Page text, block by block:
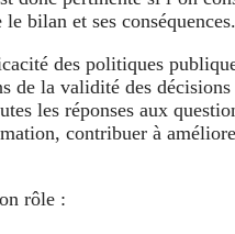
bilan et ses conséquences.
des politiques
la validité des décisions
les réponses aux
contribuer à
rôle :